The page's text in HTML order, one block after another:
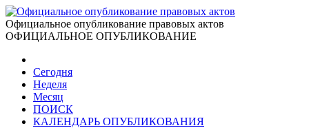
Официальное опубликование правовых актов
ОФИЦИАЛЬНОЕ ОПУБЛИКОВАНИЕ
Сегодня
Неделя
Месяц
ПОИСК
КАЛЕНДАРЬ ОПУБЛИКОВАНИЯ